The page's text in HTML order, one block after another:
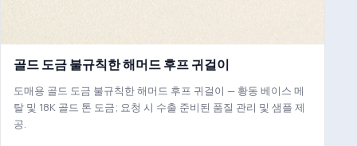
골드 도금 불규칙한 해머드 후프 귀걸이
도매용 골드 도금 불규칙한 해머드 후프 귀걸이 — 황동 베이스 메
탈 및 18K 골드 톤 도금; 요청 시 수출 준비된 품질 관리 및 샘플 제
공.